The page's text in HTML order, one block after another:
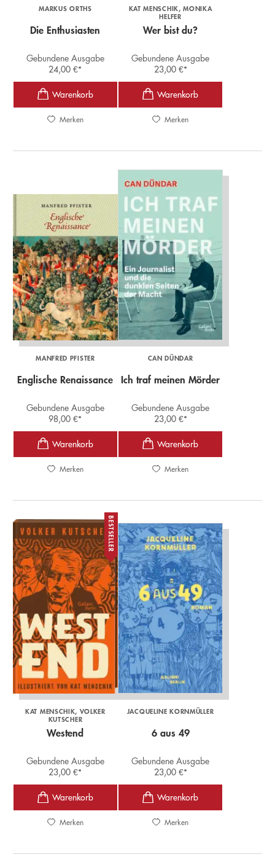
MARKUS ORTHS
Die Enthusiasten
Gebundene Ausgabe
24,00€*
Merken
KAT MENSCHIK MONIKA
HELFER
Wer bist du?
Gebundene Ausgabe
23,00 €*
Merken
MANFRED PFISTER
Englische Renaissance
Gebundene Ausgabe
98,00€*
Merken
CAN DÜNDAR
Ich traf meinen Mörder
Gebundene Ausgabe
23,00 €*
Merken
BESTSELLER
KAT MENSCHIK VOLKER
KUTSCHER
Westend
Gebundene Ausgabe
23,00€*
Merken
JACQUELINE KORNMÜLLER
6 aus 49
Gebundene Ausgabe
23,00 €*
Merken